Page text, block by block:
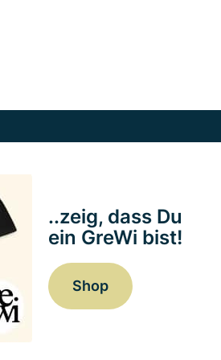
..zeig, dass Du
ein GreWi bist!
Shop